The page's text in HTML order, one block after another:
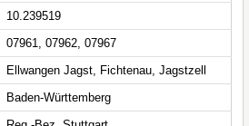
10.239519
07961, 07962, 07967
Ellwangen Jagst, Fichtenau, Jagstzell
Baden-Württemberg